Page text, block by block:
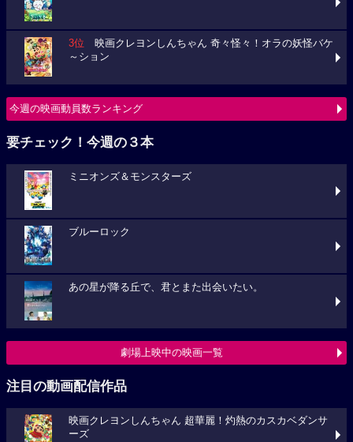
3位 映画クレヨンしんちゃん 奇々怪々！オラの妖怪バケ
～ション
今週の映画動員数ランキング
要チェック！今週の３本
ミニオンズ＆モンスターズ
ブルーロック
あの星が降る丘で、君とまた出会いたい。
劇場上映中の映画一覧
注目の動画配信作品
映画クレヨンしんちゃん 超華麗！灼熱のカスカベダンサ
ーズ